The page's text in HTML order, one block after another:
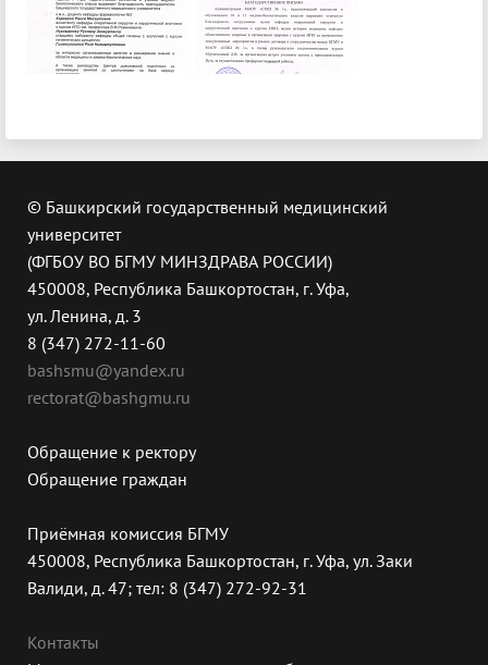
© Башкирский государственный медицинский
университет
(ФГБОУ ВО БГМУ МИНЗДРАВА РОССИИ)
450008, Республика Башкортостан, г. Уфа,
ул. Ленина, д. 3
8 (347) 272-11-60
bashsmu@yandex.ru
rectorat@bashgmu.ru
Обращение к ректору
Обращение граждан
Приёмная комиссия БГМУ
450008, Республика Башкортостан, г. Уфа, ул. Заки
Валиди, д. 47; тел: 8 (347) 272-92-31
Контакты